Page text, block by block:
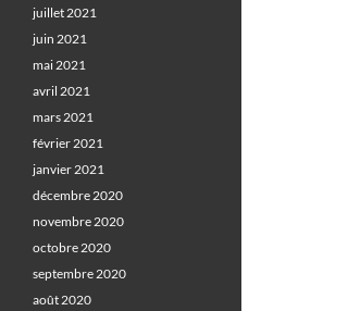
juillet 2021
juin 2021
mai 2021
avril 2021
mars 2021
février 2021
janvier 2021
décembre 2020
novembre 2020
octobre 2020
septembre 2020
août 2020